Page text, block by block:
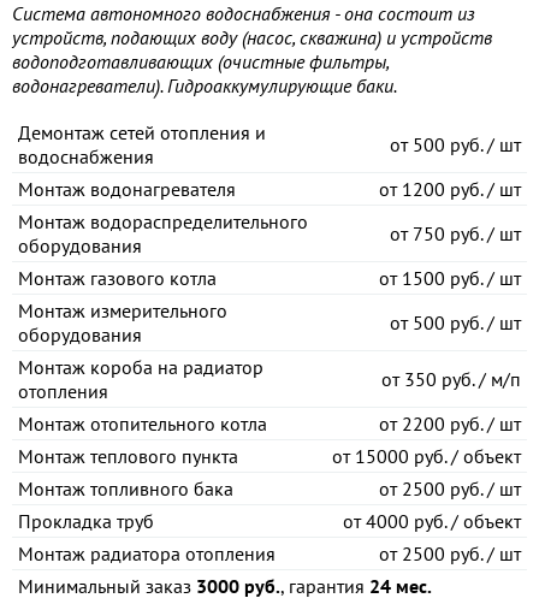
Система автономного водоснабжения - она состоит из
устройств, подающих воду (насос, скважина) и устройств
водоподготавливающих (очистные фильтры,
водонагреватели). Гидроаккумулирующие баки.
Демонтаж сетей отопления и
водоснабжения
от500 руб. / шт
Монтаж водонагревателя
от1200 руб. / шт
Монтаж водораспределительного
оборудования
от750 руб. / шт
Монтаж газового котла
от1500 руб. / шт
Монтаж измерительного
оборудования
от500 руб. / шт
Монтаж короба на радиатор
отопления
от350 руб. / м/п
Монтаж отопительного котла
от2200 руб. / шт
Монтаж теплового пункта
от15000 руб. / объект
Монтаж топливного бака
от2500 руб. / шт
Прокладка труб
от4000 руб. / объект
Монтаж радиатора отопления
от2500 руб. / шт
Минимальный заказ 3000 руб., гарантия 24 мес.